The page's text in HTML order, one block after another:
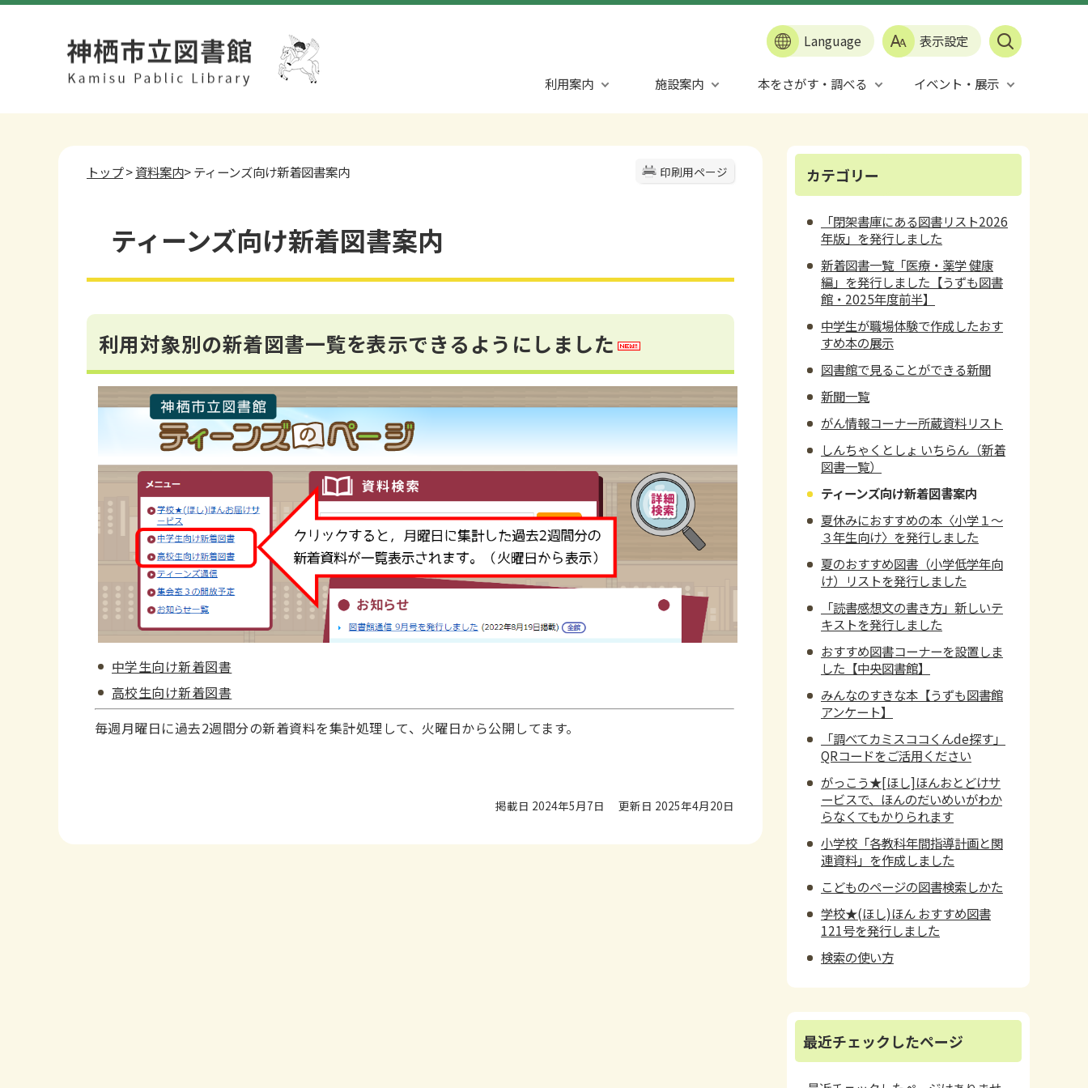
Language 表示設定
利用案内 施設案内 本をさがす・調べる イベント・展示
印刷用ページ
トップ>資料案内> ティーンズ向け新着図書案内
ティーンズ向け新着図書案内
利用対象別の新着図書一覧を表示できるようにしました
中学生向け新着図書
高校生向け新着図書
毎週月曜日に過去2週間分の新着資料を集計処理して、火曜日から公開してます。
掲載日 2024年5月7日 更新日 2025年4月20日
カテゴリー
「閉架書庫にある図書リスト2026
年版」を発行しました
新着図書一覧「医療・薬学 健康
編」を発行しました【うずも図書
館・2025年度前半】
中学生が職場体験で作成したおす
すめ本の展示
図書館で見ることができる新聞
新聞一覧
がん情報コーナー所蔵資料リスト
しんちゃくとしょ いちらん（新着
図書一覧）
ティーンズ向け新着図書案内
夏休みにおすすめの本〈小学１～
３年生向け〉を発行しました
夏のおすすめ図書（小学低学年向
け）リストを発行しました
「読書感想文の書き方」新しいテ
キストを発行しました
おすすめ図書コーナーを設置しま
した【中央図書館】
みんなのすきな本【うずも図書館
アンケート】
「調べてカミスココくんde探す」
QRコードをご活用ください
がっこう★[ほし]ほんおとどけサ
ービスで、ほんのだいめいがわか
らなくてもかりられます
小学校「各教科年間指導計画と関
連資料」を作成しました
こどものページの図書検索しかた
学校★(ほし)ほん おすすめ図書
121号を発行しました
検索の使い方
最近チェックしたページ